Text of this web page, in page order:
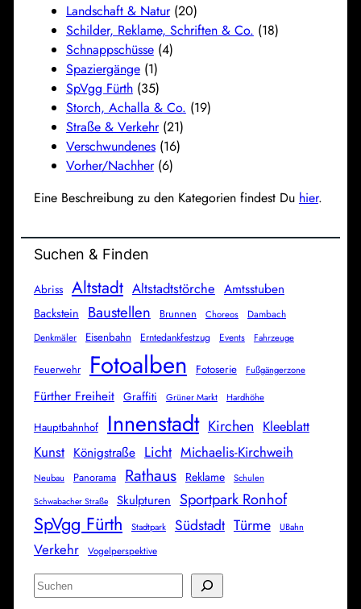
Landschaft & Natur(20)
Schilder, Reklame, Schriften & Co. (18)
Schnappschüsse(4)
Spaziergänge(1)
SpVgg Fürth(35)
Storch, Achalla & Co. (19)
Straße & Verkehr(21)
Verschwundenes(16)
Vorher/Nachher(6)
Eine Beschreibung zu den Kategorien findest Du hier.
Suchen & Finden
Abriss Altstadt Altstadtstörche Amtsstuben
Backstein Baustellen Brunnen Choreos
Dambach
Denkmäler
Eisenbahn Erntedankfestzug Events Fahrzeuge
Feuerwehr Fotoalben Fotoserie Fußgängerzone
Fürther Freiheit Graffiti Grüner Markt Hardhöhe
Hauptbahnhof Innenstadt Kirchen Kleeblatt
Kunst Königstraße Licht Michaelis-Kirchweih
Neubau Panorama Rathaus Reklame Schulen
Schwabacher Straße Skulpturen Sportpark Ronhof
SpVgg Fürth Stadtpark Südstadt Türme UBahn
Verkehr Vogelperspektive
S